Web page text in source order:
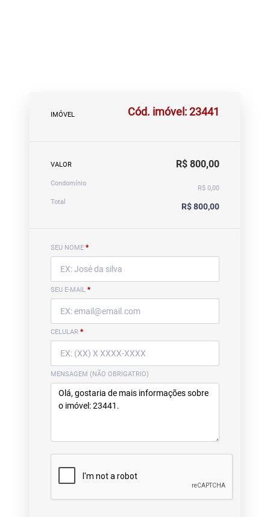
IMÓVEL Cód. imóvel: 23441
VALOR R$ 800,00
Condomínio
R$ 0,00
Total
R$ 800,00
SEU NOME *
SEU E-MAIL *
CELULAR *
MENSAGEM (NÃO OBRIGATRIO)